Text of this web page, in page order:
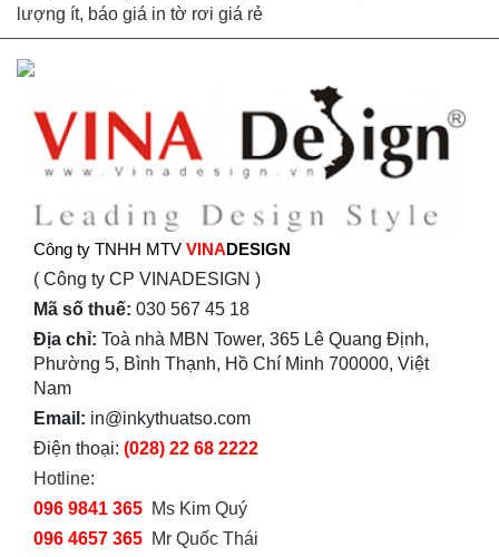
lượng ít, báo giá in tờ rơi giá rẻ
Công ty TNHH MTV VINADESIGN
( Công ty CP VINADESIGN )
Mã số thuế: 030 567 45 18
Địa chỉ: Toà nhà MBN Tower, 365 Lê Quang Định,
Phường 5, Bình Thạnh, Hồ Chí Minh 700000, Việt
Nam
Email: in@inkythuatso.com
Điện thoại: (028) 22 68 2222
Hotline:
096 9841 365 Ms Kim Quý
096 4657 365 Mr Quốc Thái